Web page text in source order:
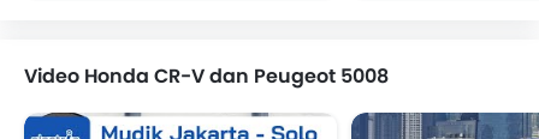
Video Honda CR-V dan Peugeot 5008